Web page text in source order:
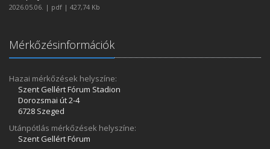
2026.05.06. | pdf | 427,74 Kb
Mérkőzésinformációk
Hazai mérkőzések helyszíne:
Szent Gellért Fórum Stadion
Dorozsmai út 2-4
6728 Szeged
Utánpótlás mérkőzések helyszíne:
Szent Gellért Fórum